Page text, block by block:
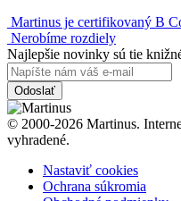
Martinus je certifikovaný B
Nerobíme rozdiely
Najlepšie novinky sú tie
Odoslať
© 2000-2026 Martinus.
vyhradené.
Nastaviť cookies
Ochrana súkromia